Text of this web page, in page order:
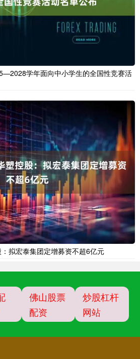
学年面向中小学生的全国性竞赛活
拟宏泰集团定增募资不超6亿元
佛山股票
配资
炒股杠杆
网站